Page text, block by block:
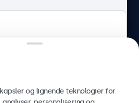
og lignende teknologier for